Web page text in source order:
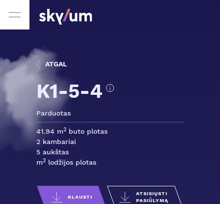
ATGAL
K1-5-4
Parduotas
41.94 m2 buto plotas
2 kambariai
5 aukštas
m2 lodžijos plotas
KLAUSTI
ATSISIŲSTI
PASIŪLYMĄ